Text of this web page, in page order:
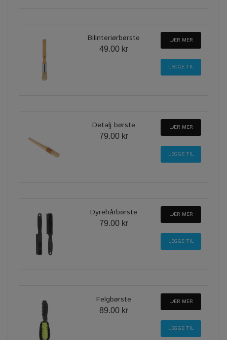
Bilinteriørbørste
49.00 kr
LÆR MER
Detalj børste
79.00 kr
LÆR MER
Dyrehårbørste
79.00 kr
LÆR MER
Felgbørste
89.00 kr
LÆR MER